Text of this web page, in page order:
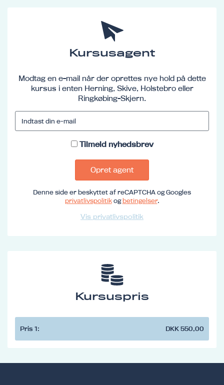
Kursusagent
Modtag en e-mail når der oprettes nye hold på dette
kursus i enten Herning, Skive, Holstebro eller
Ringkøbing-Skjern.
Tilmeld nyhedsbrev
Opret agent
Denne side er beskyttet af reCAPTCHA og Googles
privatlivspolitikogbetingelser.
Vis privatlivspolitik
Kursuspris
Pris 1: DKK 550,00